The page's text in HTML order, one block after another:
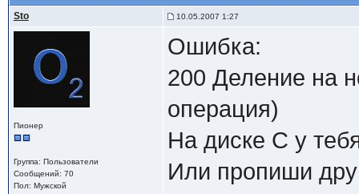
Sto 10.05.2007 1:27
Пионер
Группа: Пользователи
Сообщений: 70
Пол: Мужской
Ошибка:
200 Деление на
операция)
На диске С у
Или пропиши